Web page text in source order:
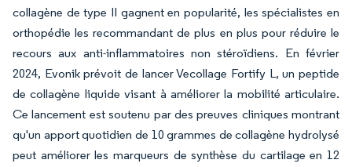
collagène de type II gagnent en popularité, les spécialistes en
orthopédie les recommandant de plus en plus pour réduire le
recours aux anti-inflammatoires non stéroïdiens. En février
2024, Evonik prévoit de lancer Vecollage Fortify L, un peptide
de collagène liquide visant à améliorer la mobilité articulaire.
Ce lancement est soutenu par des preuves cliniques montrant
qu'un apport quotidien de 10 grammes de collagène hydrolysé
peut améliorer les marqueurs de synthèse du cartilage en 12